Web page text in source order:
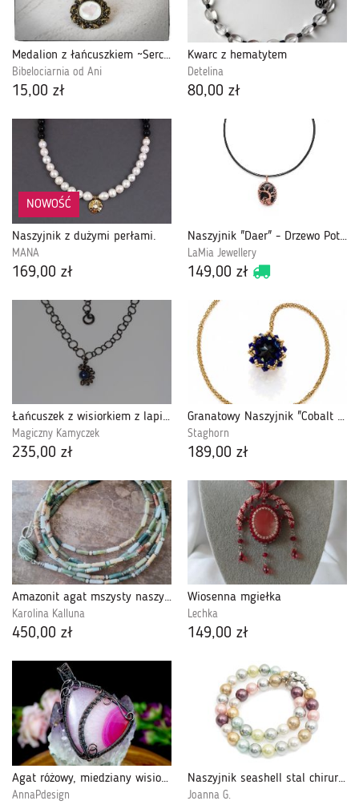
Medalion z łańcuszkiem ~Serce~
Bibelociarnia od Ani
15,00 zł
Kwarc z hematytem
Detelina
80,00 zł
NOWOŚĆ
Naszyjnik z dużymi perłami.
MANA
169,00 zł
Naszyjnik "Daer" - Drzewo Potężnej Ochrony
LaMia Jewellery
149,00 zł
Łańcuszek z wisiorkiem z lapis lazuli miedź
Magiczny Kamyczek
235,00 zł
Granatowy Naszyjnik "Cobalt Maxima"
Staghorn
189,00 zł
Amazonit agat mszysty naszyjnik długi
Karolina Kalluna
450,00 zł
Wiosenna mgiełka
Lechka
149,00 zł
Agat różowy, miedziany wisior z agatem
AnnaPdesign
Naszyjnik seashell stal chirurgiczna 48 cm
Joanna G.